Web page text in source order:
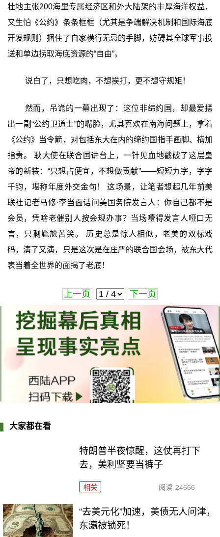
壮地主张200海里专属经济区和外大陆架的丰厚海洋权益，
又生怕《公约》条条框框（尤其是争端解决机制和国际海底
开发规则）捆住了自家横行无忌的手脚，妨碍其全球军事投
送和单边捞取海底资源的“自由”。
说白了，只想吃肉，不想挨打，更不想守规矩！
然而，吊诡的一幕出现了：这位非缔约国，却最爱摆
出一副“公约卫道士”的嘴脸，尤其喜欢在南海问题上，拿着
《公约》当令箭，对包括东大在内的缔约国指手画脚、横加
指责。 耿大使在联合国讲台上，一针见血地戳破了这层皇
帝的新装：“只想占便宜，不想做贡献”——短短九字，字字
千钧，堪称年度外交金句！ 这场景，让笔者想起几年前美
联社记者马修·李当面诘问美国务院发言人：你自己都不是
会员，凭啥老催别人按会规办事？当场噎得发言人哑口无
言，只剩尴尬苦笑。 历史总是惊人相似，老美的双标戏
码，演了又演，只是这次是在庄严的联合国会场，被东大代
表当着全世界的面揭了老底！
上一页 下一页
大家都在看
特朗普半夜惊醒，这仗再打下
去，美利坚要当裤子
相关 阅读 24666
“去美元化”加速，美债无人问津，
东瀛被锁死！